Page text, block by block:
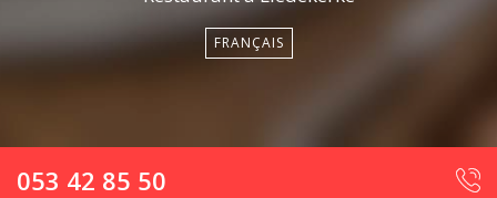
FRANÇAIS
053 42 85 50